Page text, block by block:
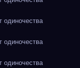
одиночества
одиночества
одиночества